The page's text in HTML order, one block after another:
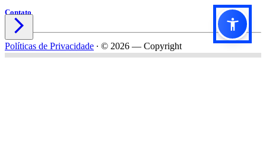
Contato

Políticas de Privacidade ∙ © 2026 — Copyright